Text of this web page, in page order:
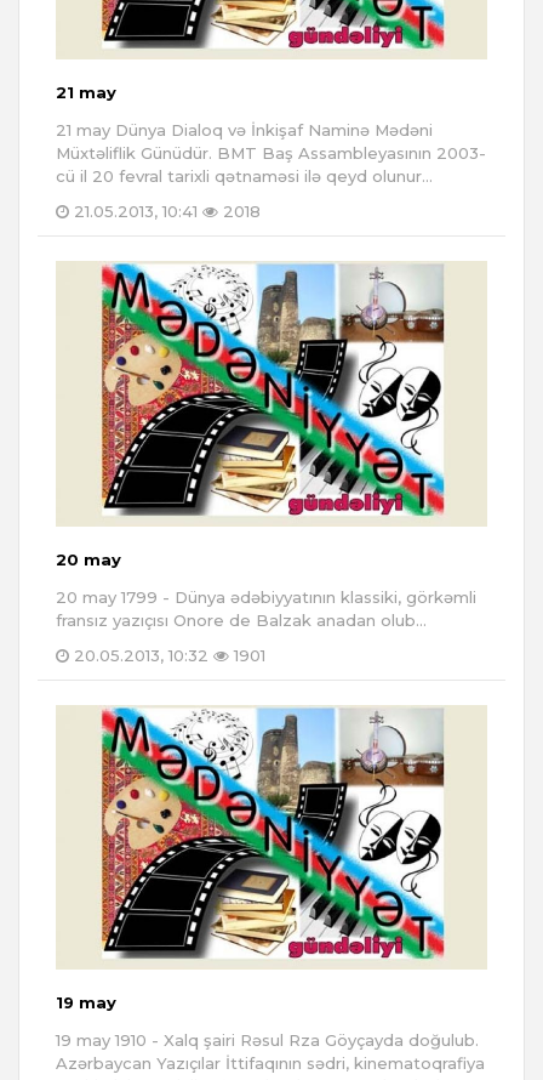
21 may
21 may Dünya Dialoq və İnkişaf Naminə Mədəni
Müxtəliflik Günüdür. BMT Baş Assambleyasının 2003-
cü il 20 fevral tarixli qətnaməsi ilə qeyd olunur...
21.05.2013, 10:41
2018
20 may
20 may 1799 - Dünya ədəbiyyatının klassiki, görkəmli
fransız yazıçısı Onore de Balzak anadan olub...
20.05.2013, 10:32
1901
19 may
19 may 1910 - Xalq şairi Rəsul Rza Göyçayda doğulub.
Azərbaycan Yazıçılar İttifaqının sədri, kinematoqrafiya